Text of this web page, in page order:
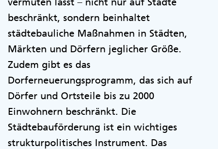
beschränkt, sondern beinhaltet
städtebauliche Maßnahmen in Städten,
Märkten und Dörfern jeglicher Größe.
Zudem gibt es das
Dorferneuerungsprogramm, das sich auf
Dörfer und Ortsteile bis zu 2000
Einwohnern beschränkt. Die
Städtebauförderung ist ein wichtiges
strukturpolitisches Instrument. Das